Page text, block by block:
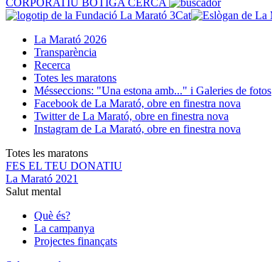
CORPORATIU BOTIGA CERCA
La Marató 2026
Transparència
Recerca
Totes les maratons
Mésseccions: "Una estona amb..." i Galeries de fotos
Facebook de La Marató, obre en finestra nova
Twitter de La Marató, obre en finestra nova
Instagram de La Marató, obre en finestra nova
Totes les maratons
FES EL TEU DONATIU
La Marató 2021
Salut mental
Què és?
La campanya
Projectes finançats